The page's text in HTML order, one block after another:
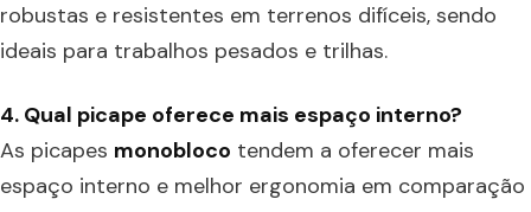
robustas e resistentes em terrenos difíceis, sendo
ideais para trabalhos pesados e trilhas.
4. Qual picape oferece mais espaço interno?
As picapes monobloco tendem a oferecer mais
espaço interno e melhor ergonomia em comparação